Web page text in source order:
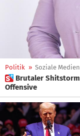
Politik » Soziale Medien
 Brutaler Shitstorm: Landesrätin Pamer geht in die
Offensive